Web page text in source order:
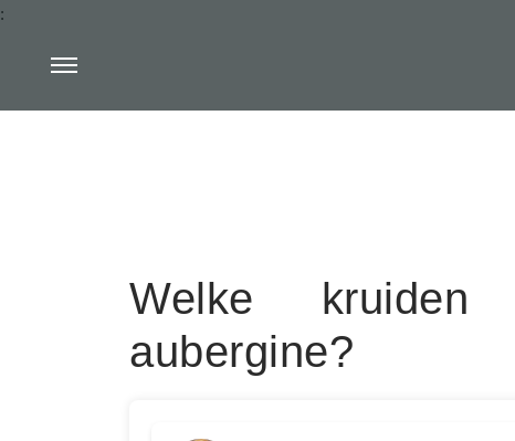
:
Welke
aubergine?